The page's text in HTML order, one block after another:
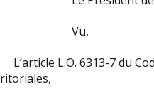
L.O. 6313-7 du